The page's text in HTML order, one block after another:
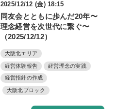
2025/12/12 (金) 18:15
同友会とともに歩んだ20年〜
理念経営を次世代に繋ぐ〜
（2025/12/12）
大阪北エリア
経営体験報告 経営理念の実践
経営指針の作成
大阪北ブロック